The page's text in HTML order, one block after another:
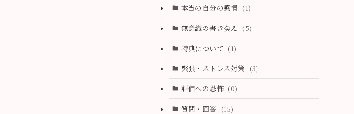
(0)
本当の自分の感情 (1)
無意識の書き換え (5)
特典について (1)
緊張・ストレス対策 (3)
評価への恐怖 (0)
質問・回答 (15)